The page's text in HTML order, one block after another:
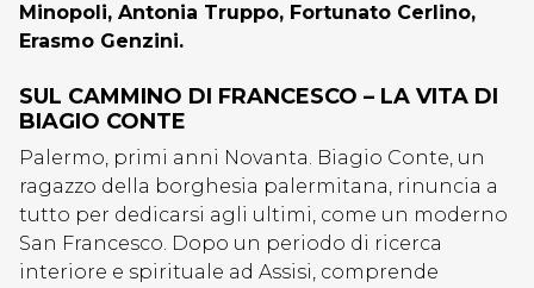
Minopoli, Antonia Truppo, Fortunato Cerlino,
Erasmo Genzini.
SUL CAMMINO DI FRANCESCO – LA VITA DI
BIAGIO CONTE
Palermo, primi anni Novanta. Biagio Conte, un
ragazzo della borghesia palermitana, rinuncia a
tutto per dedicarsi agli ultimi, come un moderno
San Francesco. Dopo un periodo di ricerca
interiore e spirituale ad Assisi, comprende